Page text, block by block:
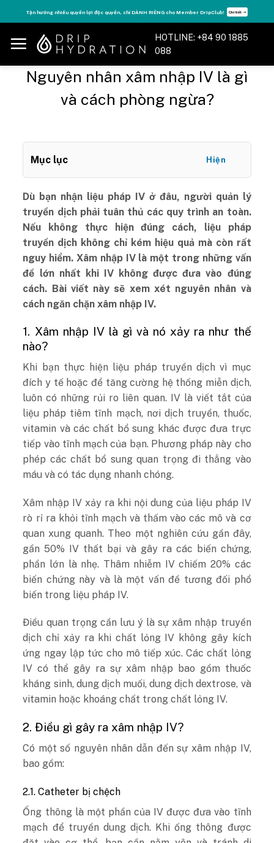
to
content
Tận hưởng nhiều quyền lợi độc quyền, chỉ DÀNH RIÊNG cho Member DripClub! Chi tiết ➝
HOTLINE: +84 90 1885
088
Nguyên nhân xâm nhập IV là gì
và cách phòng ngừa?
Mục lục Hiện
Dù bạn nhận liệu pháp IV ở đâu, người quản lý
truyền dịch phải tuân thủ các quy trình an toàn.
Nếu không thực hiện đúng cách, liệu pháp
truyền dịch không chỉ kém hiệu quả mà còn rất
nguy hiểm. Xâm nhập IV là một trong những vấn
đề lớn nhất khi IV không được đưa vào đúng
cách. Bài viết này sẽ xem xét nguyên nhân và
cách ngăn chặn xâm nhập IV.
1. Xâm nhập IV là gì và nó xảy ra như thế
nào?
Khi bạn thực hiện liệu pháp truyền dịch vì mục
đích y tế hoặc để tăng cường hệ thống miễn dịch,
luôn có những rủi ro liên quan. IV là viết tắt của
liệu pháp tiêm tĩnh mạch, nơi dịch truyền, thuốc,
vitamin và các chất bổ sung khác được đưa trực
tiếp vào tĩnh mạch của bạn. Phương pháp này cho
phép các chất bổ sung quan trọng đi thẳng vào
máu và có tác dụng nhanh chóng.
Xâm nhập IV xảy ra khi nội dung của liệu pháp IV
rò rỉ ra khỏi tĩnh mạch và thấm vào các mô và cơ
quan xung quanh. Theo một nghiên cứu gần đây,
gần 50% IV thất bại và gây ra các biến chứng,
phần lớn là nhẹ. Thâm nhiễm IV chiếm 20% các
biến chứng này và là một vấn đề tương đối phổ
biến trong liệu pháp IV.
Điều quan trọng cần lưu ý là sự xâm nhập truyền
dịch chỉ xảy ra khi chất lỏng IV không gây kích
ứng ngay lập tức cho mô tiếp xúc. Các chất lỏng
IV có thể gây ra sự xâm nhập bao gồm thuốc
kháng sinh, dung dịch muối, dung dịch dextrose, và
vitamin hoặc khoáng chất trong chất lỏng IV.
2. Điều gì gây ra xâm nhập IV?
Có một số nguyên nhân dẫn đến sự xâm nhập IV,
bao gồm:
2.1. Catheter bị chệch
Ống thông là một phần của IV được đưa vào tĩnh
mạch để truyền dung dịch. Khi ống thông được